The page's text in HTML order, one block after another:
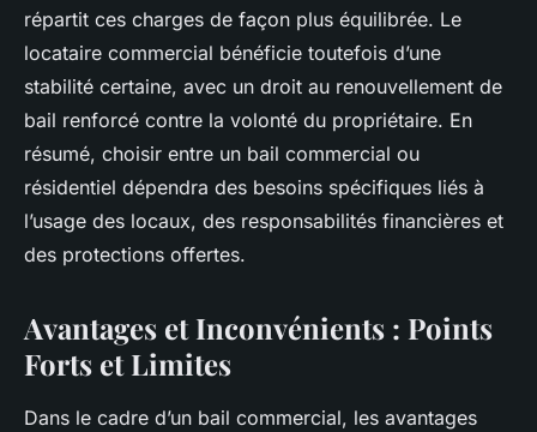
répartit ces charges de façon plus équilibrée. Le
locataire commercial bénéficie toutefois d’une
stabilité certaine, avec un droit au renouvellement de
bail renforcé contre la volonté du propriétaire. En
résumé, choisir entre un bail commercial ou
résidentiel dépendra des besoins spécifiques liés à
l’usage des locaux, des responsabilités financières et
des protections offertes.
Avantages et Inconvénients : Points
Forts et Limites
Dans le cadre d’un bail commercial, les avantages